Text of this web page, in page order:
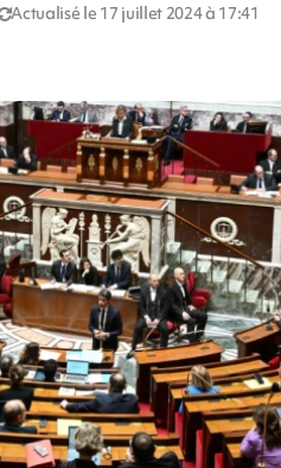
Actualisé le 17 juillet 2024 à 17:41